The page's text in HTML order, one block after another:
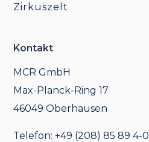
Zirkuszelt
Kontakt
MCR GmbH
Max-Planck-Ring 17
46049 Oberhausen
Telefon: +49 (208) 85 89 4-0